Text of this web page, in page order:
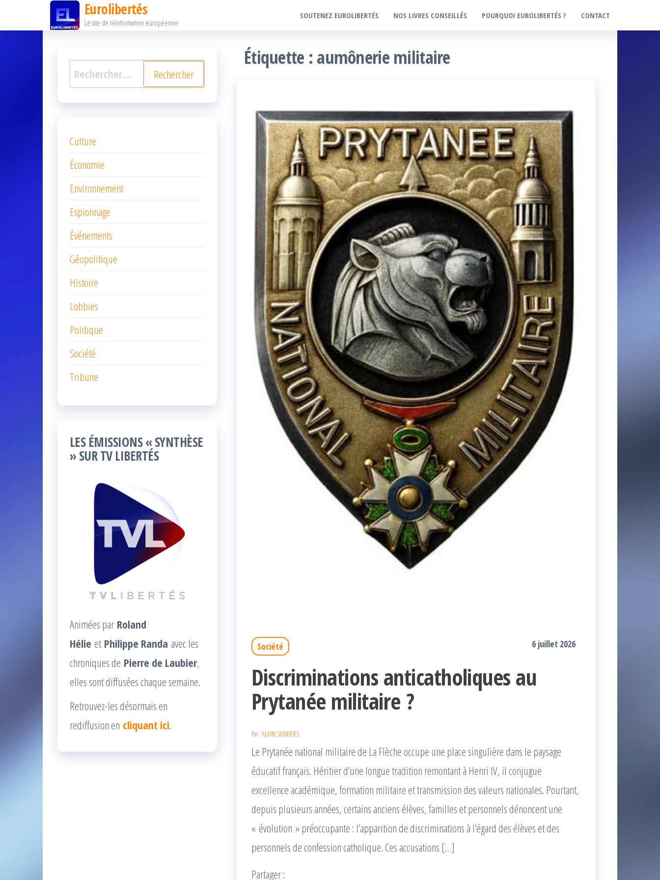
ce
Eurolibertés
Le site de réinformation européenne
SOUTENEZ EUROLIBERTÉS NOS LIVRES CONSEILLÉS POURQUOI EUROLIBERTÉS ? CONTACT
Étiquette : aumônerie militaire
Société 6 juillet 2026
Discriminations anticatholiques au
Prytanée militaire ?
Par ALAIN SANDERS
Le Prytanée national militaire de La Flèche occupe une place singulière dans le paysage
éducatif français. Héritier d’une longue tradition remontant à Henri IV, il conjugue
excellence académique, formation militaire et transmission des valeurs nationales. Pourtant,
depuis plusieurs années, certains anciens élèves, familles et personnels dénoncent une
« évolution » préoccupante : l’apparition de discriminations à l’égard des élèves et des
personnels de confession catholique. Ces accusations […]
Partager :
Rechercher :
Culture
Économie
Environnement
Espionnage
Événements
Géopolitique
Histoire
Lobbies
Politique
Société
Tribune
LES ÉMISSIONS « SYNTHÈSE
» SUR TV LIBERTÉS
Animées par Roland
Hélie et Philippe Randa avec les
chroniques de Pierre de Laubier,
elles sont diffusées chaque semaine.
Retrouvez-les désormais en
rediffusion en cliquant ici.